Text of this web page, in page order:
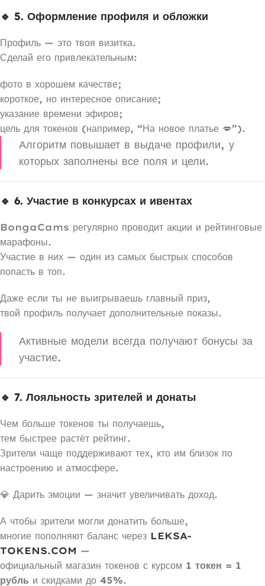
🔹 5. Оформление профиля и обложки
Профиль — это твоя визитка.
Сделай его привлекательным:
фото в хорошем качестве;
короткое, но интересное описание;
указание времени эфиров;
цель для токенов (например, “На новое платье 💋”).
Алгоритм повышает в выдаче профили, у
которых заполнены все поля и цели.
🔹 6. Участие в конкурсах и ивентах
BongaCams регулярно проводит акции и рейтинговые
марафоны.
Участие в них — один из самых быстрых способов
попасть в топ.
Даже если ты не выигрываешь главный приз,
твой профиль получает дополнительные показы.
Активные модели всегда получают бонусы за
участие.
🔹 7. Лояльность зрителей и донаты
Чем больше токенов ты получаешь,
тем быстрее растёт рейтинг.
Зрители чаще поддерживают тех, кто им близок по
настроению и атмосфере.
💎 Дарить эмоции — значит увеличивать доход.
А чтобы зрители могли донатить больше,
многие пополняют баланс через LEKSA-
TOKENS.COM —
официальный магазин токенов с курсом 1 токен = 1
рубль и скидками до 45%.